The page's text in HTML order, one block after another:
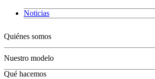
Noticias
Quiénes somos
Nuestro modelo
Qué hacemos